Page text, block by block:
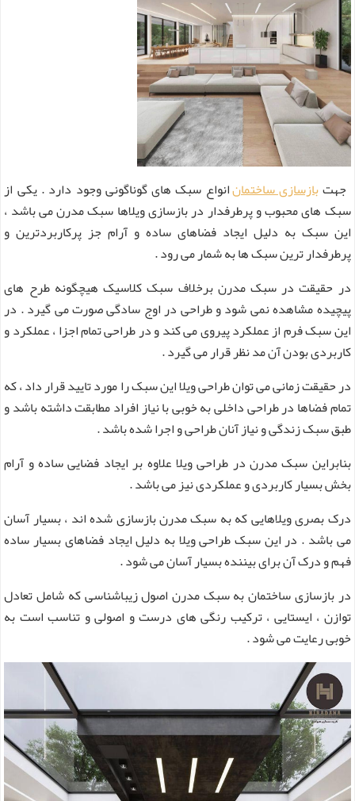
جهتبازسازی ساختمانانواع سبک های گوناگونی وجود دارد . یکی از
سبک های محبوب و پرطرفدار در بازسازی ویلاها سبک مدرن می باشد ،
این سبک به دلیل ایجاد فضاهای ساده و آرام جز پرکاربردترین و
پرطرفدار ترین سبک ها به شمار می رود .
در حقیقت در سبک مدرن برخلاف سبک کلاسیک هیچگونه طرح های
پیچیده مشاهده نمی شود و طراحی در اوج سادگی صورت می گیرد . در
این سبک فرم از عملکرد پیروی می کند و در طراحی تمام اجزا ، عملکرد و
کاربردی بودن آن مد نظر قرار می‌ گیرد .
در حقیقت زمانی می توان طراحی ویلا این سبک را مورد تایید قرار داد ، که
تمام فضاها در طراحی داخلی به خوبی با نیاز افراد مطابقت داشته باشد و
طبق سبک زندگی و نیاز آنان طراحی و اجرا شده باشد .
بنابراین سبک مدرن در طراحی ویلا علاوه بر ایجاد فضایی ساده و آرام
بخش بسیار کاربردی و عملکردی نیز می‌ باشد .
درک بصری ویلاهایی که به سبک مدرن بازسازی شده‌ اند ، بسیار آسان
می باشد . در این سبک طراحی ویلا به دلیل ایجاد فضاهای بسیار ساده
فهم و درک آن برای بیننده بسیار آسان می شود .
در بازسازی ساختمان به سبک مدرن اصول زیباشناسی که شامل تعادل
توازن ، ایستایی ، ترکیب رنگی های درست و اصولی و تناسب است به
خوبی رعایت می شود .